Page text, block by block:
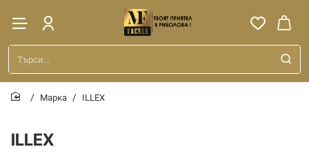
Търси...
ILLEX
Марка ILLEX